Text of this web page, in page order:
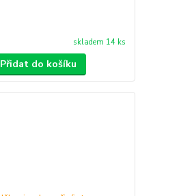
skladem 14 ks
Přidat do košíku